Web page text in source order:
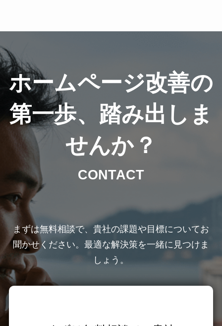
ホームページ改善の
第一歩、踏み出しま
せんか？
CONTACT
まずは無料相談で、貴社の課題や目標についてお
聞かせください。最適な解決策を一緒に見つけま
しょう。